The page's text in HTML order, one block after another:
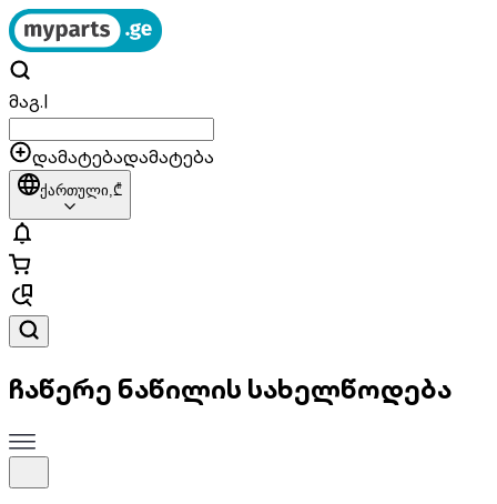
მაგ.|
დამატებადამატება
ქართული,₾
ჩაწერე ნაწილის სახელწოდება